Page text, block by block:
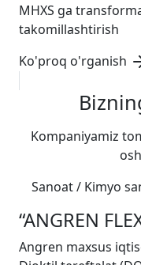
MHXS ga
takomillashtirish
Ko'proq o'rganish
Kompaniyamiz
Sanoat / Kimyo
“ANGREN
Angren maxsus